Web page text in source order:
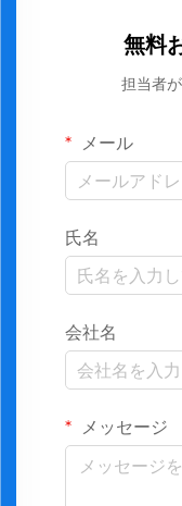
無料
担当者
メール
氏名
会社名
メッセージ